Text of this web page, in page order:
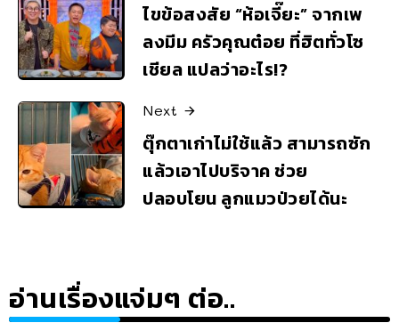
ไขข้อสงสัย “ห้อเจี๊ยะ” จากเพ
ลงมีม ครัวคุณต๋อย ที่ฮิตทั่วโซ
เชียล แปลว่าอะไร!?
Next
ตุ๊กตาเก่าไม่ใช้แล้ว สามารถซัก
แล้วเอาไปบริจาค ช่วย
ปลอบโยน ลูกแมวป่วยได้นะ
อ่านเรื่องแจ่มๆ ต่อ..